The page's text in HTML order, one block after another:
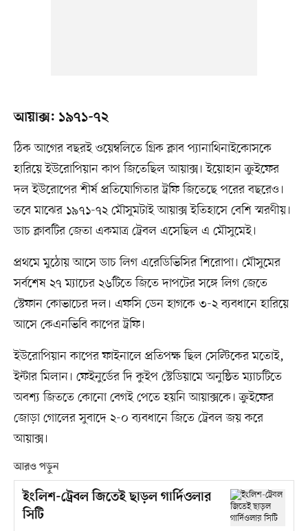
আয়াক্স: ১৯৭১-৭২
ঠিক আগের বছরই ওয়েম্বলিতে গ্রিক ক্লাব প্যানাথিনাইকোসকে
হারিয়ে ইউরোপিয়ান কাপ জিতেছিল আয়াক্স। ইয়োহান ক্রুইফের
দল ইউরোপের শীর্ষ প্রতিযোগিতার ট্রফি জিতেছে পরের বছরেও।
তবে মাঝের ১৯৭১-৭২ মৌসুমটাই আয়াক্স ইতিহাসে বেশি স্মরণীয়।
ডাচ ক্লাবটির জেতা একমাত্র ট্রেবল এসেছিল এ মৌসুমেই।
প্রথমে মুঠোয় আসে ডাচ লিগ এরেডিভিসির শিরোপা। মৌসুমের
সর্বশেষ ২৭ ম্যাচের ২৬টিতে জিতে দাপটের সঙ্গে লিগ জেতে
স্টেফান কোভাচের দল। এফসি ডেন হাগকে ৩-২ ব্যবধানে হারিয়ে
আসে কেএনভিবি কাপের ট্রফি।
ইউরোপিয়ান কাপের ফাইনালে প্রতিপক্ষ ছিল সেল্টিকের মতোই,
ইন্টার মিলান। ফেইনুর্ডের দি কুইপ স্টেডিয়ামে অনুষ্ঠিত ম্যাচটিতে
অবশ্য জিততে কোনো বেগই পেতে হয়নি আয়াক্সকে। ক্রুইফের
জোড়া গোলের সুবাদে ২-০ ব্যবধানে জিতে ট্রেবল জয় করে
আয়াক্স।
আরও পড়ুন
ইংলিশ-ট্রেবল জিতেই ছাড়ল গার্দিওলার
সিটি